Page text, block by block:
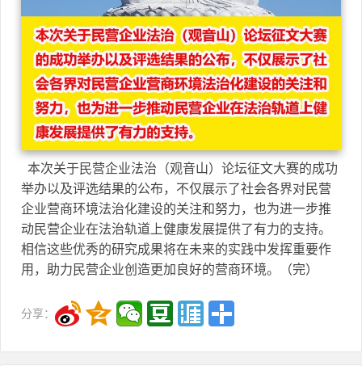
本次关于民营企业法治（观音山）论坛征文大赛的成功
举办以及评选结果的公布，不仅展示了社会各界对民营
企业营商环境法治化建设的关注和努力，也为进一步推
动民营企业在法治轨道上健康发展提供了有力的支持。
相信这些优秀的研究成果将在未来的实践中发挥重要作
用，助力民营企业创造更加良好的营商环境。（完）
分享：